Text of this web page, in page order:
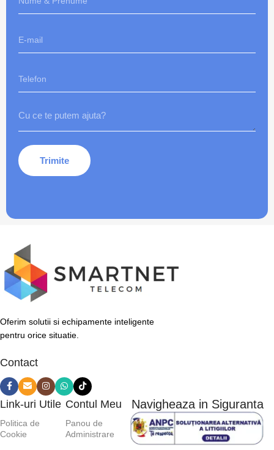
Trimite
Oferim solutii si echipamente inteligente
pentru orice situatie.
Contact
Link-uri Utile
Politica de
Cookie
Contul Meu
Panou de
Administrare
Navigheaza in Siguranta